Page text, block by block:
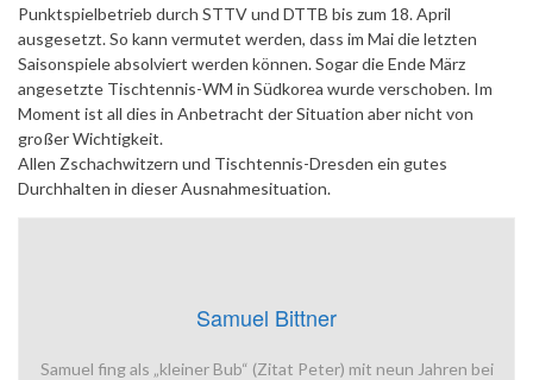
Punktspielbetrieb durch STTV und DTTB bis zum 18. April
ausgesetzt. So kann vermutet werden, dass im Mai die letzten
Saisonspiele absolviert werden können. Sogar die Ende März
angesetzte Tischtennis-WM in Südkorea wurde verschoben. Im
Moment ist all dies in Anbetracht der Situation aber nicht von
großer Wichtigkeit.
Allen Zschachwitzern und Tischtennis-Dresden ein gutes
Durchhalten in dieser Ausnahmesituation.
Samuel Bittner
Samuel fing als „kleiner Bub“ (Zitat Peter) mit neun Jahren bei